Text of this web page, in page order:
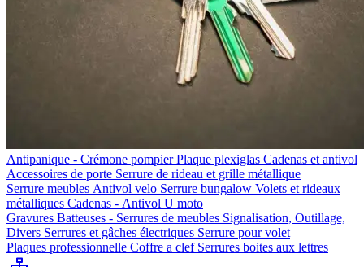
Antipanique - Crémone pompierPlaque plexiglas Cadenas et antivol
Accessoires de porte Serrure de rideau et grille métallique
Serrure meubles Antivol velo Serrure bungalow Volets et rideaux
métalliques Cadenas - Antivol U moto
Gravures Batteuses - Serrures de meubles Signalisation, Outillage,
Divers Serrures et gâches électriques Serrure pour volet
Plaques professionnelle Coffre a clef Serrures boites aux lettres